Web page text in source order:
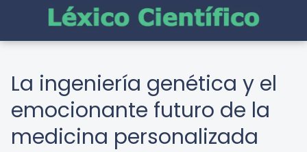
La ingeniería genética y el
emocionante futuro de la
medicina personalizada